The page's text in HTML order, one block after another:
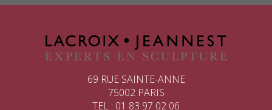
69 RUE SAINTE-ANNE
75002 PARIS
TEL : 01 83 97 02 06